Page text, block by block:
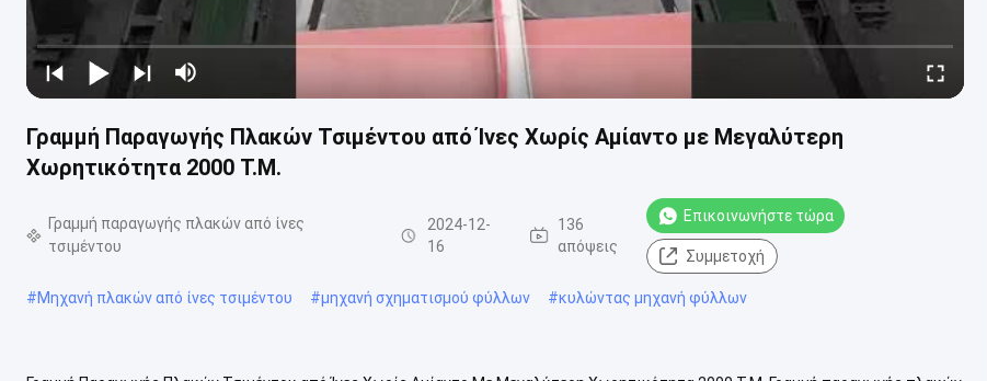
Γραμμή Παραγωγής Πλακών Τσιμέντου από Ίνες Χωρίς Αμίαντο με Μεγαλύτερη
Χωρητικότητα 2000 Τ.Μ.
Γραμμή παραγωγής πλακών από ίνες
τσιμέντου
2024-12-
16
136
απόψεις
Επικοινωνήστε τώρα
Συμμετοχή
#Μηχανή πλακών από ίνες τσιμέντου #μηχανή σχηματισμού φύλλων #κυλώντας μηχανή φύλλων